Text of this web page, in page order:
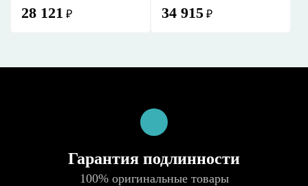
28 121 ₽ 34 915 ₽
Гарантия подлинности
100% оригинальные товары